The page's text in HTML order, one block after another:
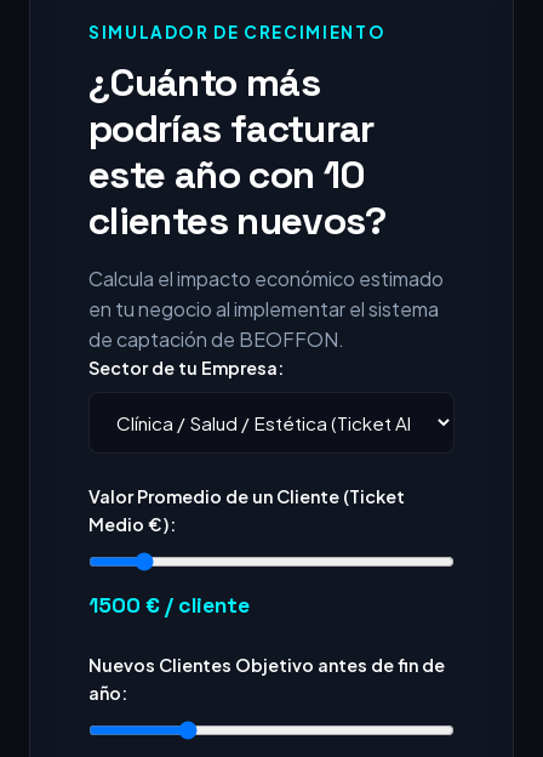
SIMULADOR DE CRECIMIENTO
¿Cuánto más
podrías facturar
este año con 10
clientes nuevos?
Calcula el impacto económico estimado
en tu negocio al implementar el sistema
de captación de BEOFFON.
Sector de tu Empresa:
Valor Promedio de un Cliente (Ticket
Medio €):
1500 € / cliente
Nuevos Clientes Objetivo antes de fin de
año: